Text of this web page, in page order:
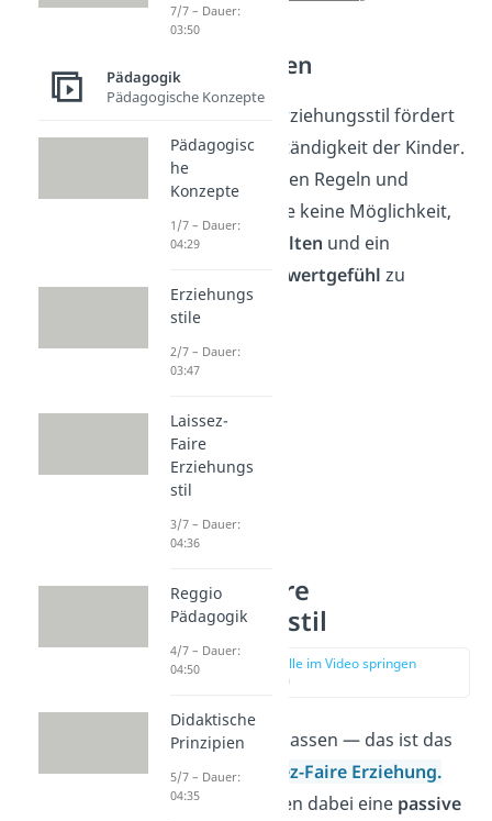
Auswirkungen
Der autoritäre Erziehungsstil fördert
nicht die Selbstständigkeit der Kinder.
Durch die strengen Regeln und
Befehle haben sie keine Möglichkeit,
sichfrei zu entfalten und ein
gesundes Selbstwertgefühl zu
entwickeln.
Laissez Faire
Erziehungsstil
zur Stelle im Video springen
(02:29)
Einfach machen lassen — das ist das
Motto derLaissez-Faire Erziehung.
Die Eltern nehmen dabei einepassive
7/7 – Dauer:
03:50
Pädagogik
Pädagogische Konzepte
Pädagogisc
he
Konzepte
1/7 – Dauer:
04:29
Erziehungs
stile
2/7 – Dauer:
03:47
Laissez-
Faire
Erziehungs
stil
3/7 – Dauer:
04:36
Reggio
Pädagogik
4/7 – Dauer:
04:50
Didaktische
Prinzipien
5/7 – Dauer:
04:35